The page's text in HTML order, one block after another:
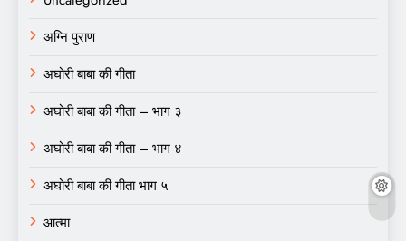
अग्नि पुराण
अघोरी बाबा की गीता
अघोरी बाबा की गीता – भाग ३
अघोरी बाबा की गीता – भाग ४
अघोरी बाबा की गीता भाग ५
आत्मा